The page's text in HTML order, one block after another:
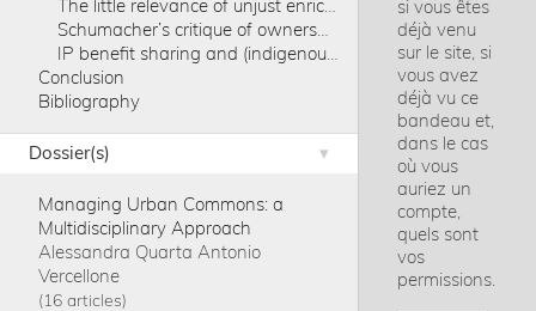
Conclusion
Bibliography
Dossier(s)
Managing Urban Commons: a
Multidisciplinary Approach
Alessandra Quarta Antonio
Vercellone
16 articles
si vous êtes
déjà venu
sur le site, si
vous avez
déjà vu ce
bandeau et,
dans le cas
où vous
auriez un
compte,
quels sont
vos
permissions.